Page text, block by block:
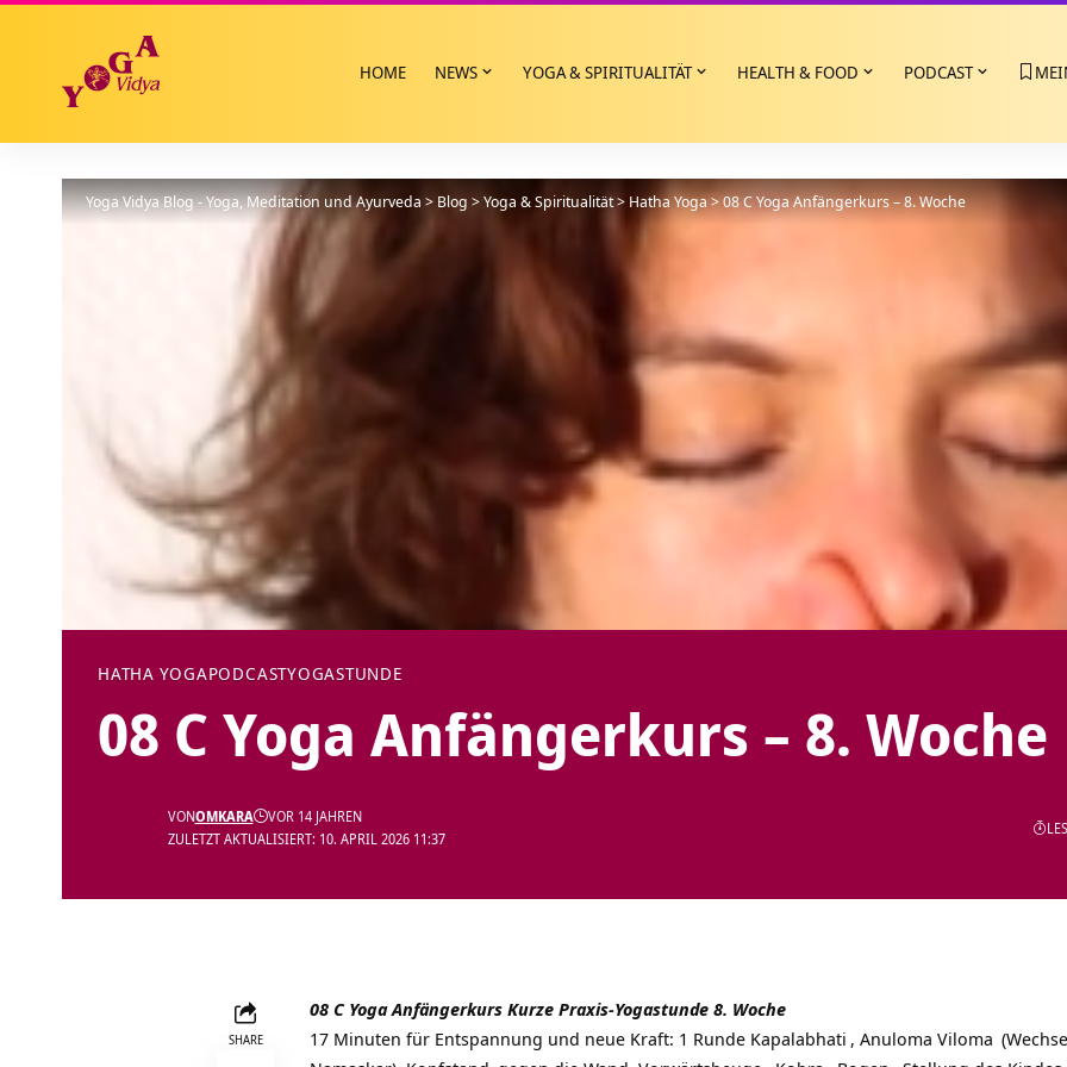
HOME NEWS YOGA & SPIRITUALITÄT HEALTH & FOOD PODCAST
Yoga Vidya Blog - Yoga, Meditation und Ayurveda > Blog >Yoga & Spiritualität> Hatha Yoga>08 C Yoga Anfängerkurs – 8. Woche
HATHA YOGAPODCASTYOGASTUNDE
08 C Yoga Anfängerkurs – 8. Woche
ZULETZT AKTUALISIERT: 10. APRIL 2026 11:37
VONOMKARA VOR 14 JAHREN
SHARE
08 C Yoga Anfängerkurs Kurze Praxis-Yogastunde 8. Woche
17 Minuten für Entspannung und neue Kraft: 1 Runde Kapalabhati , Anuloma Viloma